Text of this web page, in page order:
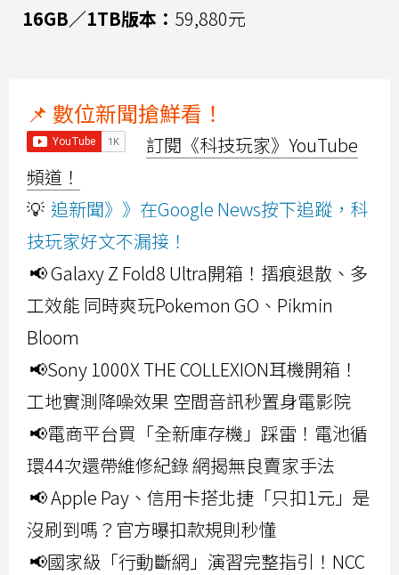
16GB／1TB版本： 59,880元
📌 數位新聞搶鮮看！
訂閱《科技玩家》YouTube
頻道！
💡 追新聞》》在Google News按下追蹤，科
技玩家好文不漏接！
📢 Galaxy Z Fold8 Ultra開箱！摺痕退散、多
工效能 同時爽玩Pokemon GO、Pikmin
Bloom
📢Sony 1000X THE COLLEXION耳機開箱！
工地實測降噪效果 空間音訊秒置身電影院
📢電商平台買「全新庫存機」踩雷！電池循
環44次還帶維修紀錄 網揭無良賣家手法
📢 Apple Pay、信用卡搭北捷「只扣1元」是
沒刷到嗎？官方曝扣款規則秒懂
📢國家級「行動斷網」演習完整指引！NCC